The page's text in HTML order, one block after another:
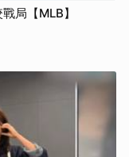
局【MLB】